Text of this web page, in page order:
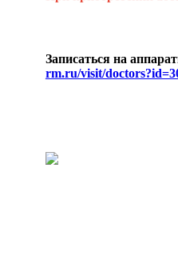
Записаться на
rm.ru/visit/